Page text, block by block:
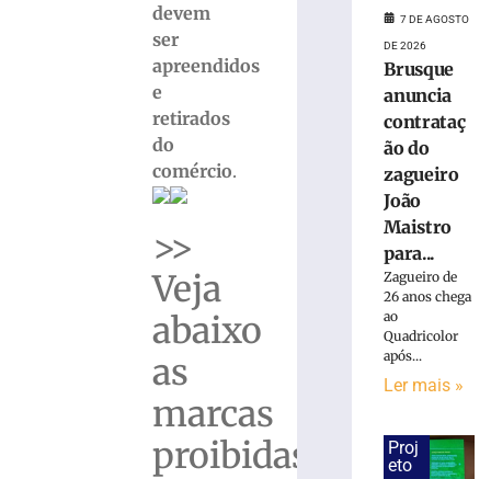
devem
ser
apreendidos
e
retirados
do
comércio.
>>
Veja
abaixo
as
marcas
proibidas:
infraestrutura
urbana
Trecho
Avenida
Carlos
interdição
7 DE AGOSTO
DE 2026
Brusque
anuncia
contrataç
ão do
zagueiro
João
Maistro
para...
Zagueiro de
26 anos chega
ao
Quadricolor
após...
Ler mais »
Proj
eto